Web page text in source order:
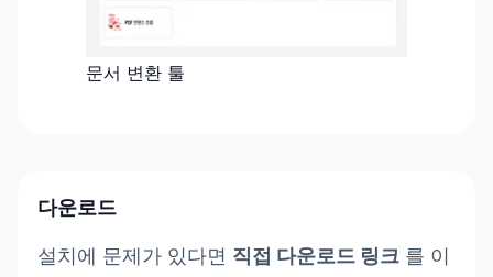
문서 변환 툴
다운로드
설치에 문제가 있다면 직접 다운로드 링크 를 이